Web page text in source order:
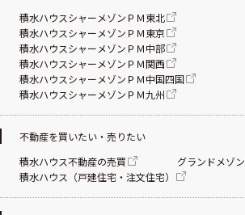
積水ハウスシャーメゾンＰＭ東北
積水ハウスシャーメゾンＰＭ東京
積水ハウスシャーメゾンＰＭ中部
積水ハウスシャーメゾンＰＭ関西
積水ハウスシャーメゾンＰＭ中国四国
積水ハウスシャーメゾンＰＭ九州
不動産を買いたい・売りたい
積水ハウス不動産の売買
グランドメゾン
積水ハウス（戸建住宅・注文住宅）